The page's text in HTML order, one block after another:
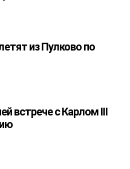
из Пулково по
встрече с Карлом III